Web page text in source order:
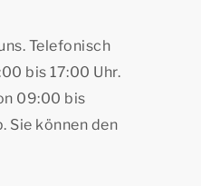
Telefonisch
bis 17:00 Uhr.
09:00 bis
Sie können den